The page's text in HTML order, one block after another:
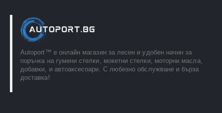
Autoport™ e онлайн магазин за лесен и удобен начин за
поръчка на гумени стелки, мокетни стелки, моторни масла,
добавки, и автоаксесоари. С любезно обслужване и бърза
доставка!